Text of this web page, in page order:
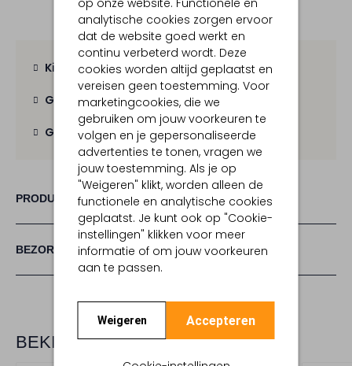
op onze website. Functionele en
analytische cookies zorgen ervoor
dat de website goed werkt en
continu verbeterd wordt. Deze
cookies worden altijd geplaatst en
vereisen geen toestemming. Voor
marketingcookies, die we
gebruiken om jouw voorkeuren te
volgen en je gepersonaliseerde
advertenties te tonen, vragen we
jouw toestemming. Als je op
"Weigeren" klikt, worden alleen de
functionele en analytische cookies
geplaatst. Je kunt ook op "Cookie-
instellingen" klikken voor meer
informatie of om jouw voorkeuren
aan te passen.
Weigeren Accepteren
Kies zelf je bezorgmoment
Gratis verzendingvanaf € 100,-
Gratis retourbinnen 30 dagen
PRODUCT INFORMATIE
BEZORGEN & RETOURNEREN
BEKIJK MEER